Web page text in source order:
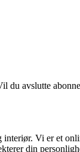
du avslutte
Vi er et
din